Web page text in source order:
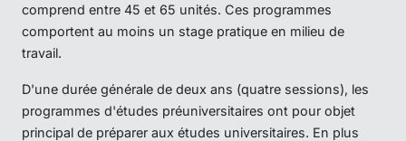
comprend entre 45 et 65 unités. Ces programmes
comportent au moins un stage pratique en milieu de
travail.
D'une durée générale de deux ans (quatre sessions), les
programmes d'études préuniversitaires ont pour objet
principal de préparer aux études universitaires. En plus